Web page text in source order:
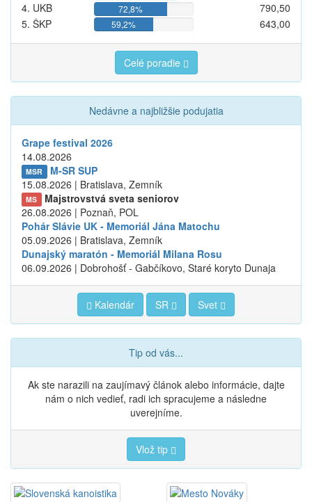
4. UKB
72,8%
790,50
5. ŠKP
59,2% 643,00
Celé poradie
Nedávne a najbližšie podujatia
Grape festival 2026
14.08.2026
MSR
M-SR SUP
15.08.2026 | Bratislava, Zemník
MS
Majstrovstvá sveta seniorov
26.08.2026 | Poznaň, POL
Pohár Slávie UK - Memoriál Jána Matochu
05.09.2026 | Bratislava, Zemník
Dunajský maratón - Memoriál Milana Rosu
06.09.2026 | Dobrohošť - Gabčíkovo, Staré koryto Dunaja
Kalendár SR Svet
Tip od vás...
Ak ste narazili na zaujímavý článok alebo informácie, dajte
nám o nich vedieť, radi ich spracujeme a následne
uverejníme.
Vlož tip